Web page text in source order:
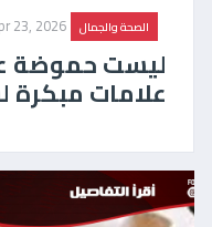
الصحة والجمال 23, 2026
ليست حموضة
علامات مبكرة